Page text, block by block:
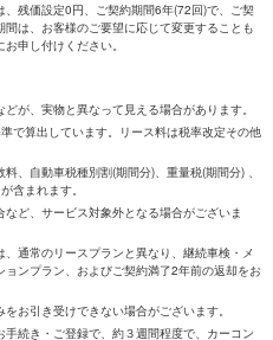
残価設定0円、ご契約期間6年(72回)で、ご契
は、お客様のご要望に応じて変更することも
申し付けください。
が、実物と異なって見える場合があります。
で算出しています。リース料は税率改定その他
、自動車税種別割(期間分)、重量税(期間分) 、
含まれます。
ど、サービス対象外となる場合がございま
通常のリースプランと異なり、継続車検・メ
ンプラン、およびご契約満了2年前の返却をお
お引き受けできない場合がございます。
続き・ご登録で、約３週間程度で、カーコン